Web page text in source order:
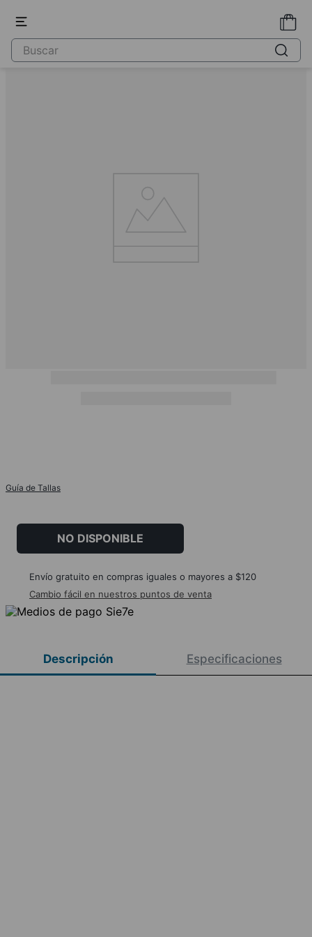
Guía de Tallas
NO DISPONIBLE
Envío gratuito en compras iguales o mayores a $120
Cambio fácil en nuestros puntos de venta
Descripción Especificaciones